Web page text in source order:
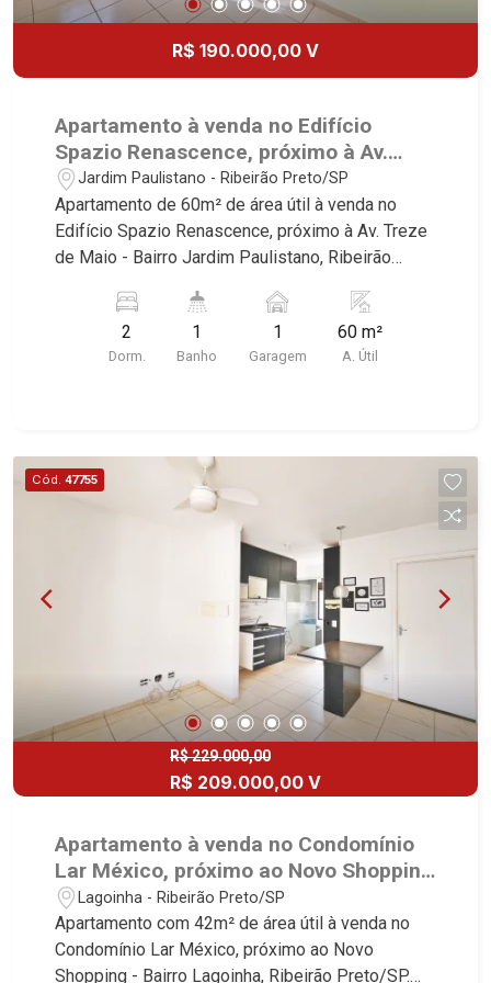
R$ 190.000,00 V
Apartamento à venda no Edifício
Spazio Renascence, próximo à Av.
Treze de Maio - Ribeirão Preto/SP.
Jardim Paulistano - Ribeirão Preto/SP
Apartamento de 60m² de área útil à venda no
Edifício Spazio Renascence, próximo à Av. Treze
de Maio - Bairro Jardim Paulistano, Ribeirão
imóvel que a Martinelli Imobiliária selecionou
para você: - 60m² de área útil - 2 dormitórios,
sendo 1 com armários - Banheiro social - Sala 2
Fiúsa, 1051 - Alto da Boa Vista | Ribeirão Preto.
2
Dorm.
1
Banho
1
Garagem
60 m²
A. Útil
Cód. 47755
R$ 229.000,00
R$ 209.000,00 V
Apartamento à venda no Condomínio
Lar México, próximo ao Novo Shopping
- Ribeirão Preto/SP.
Lagoinha - Ribeirão Preto/SP
Apartamento com 42m² de área útil à venda no
Condomínio Lar México, próximo ao Novo
Shopping - Bairro Lagoinha, Ribeirão Preto/SP.